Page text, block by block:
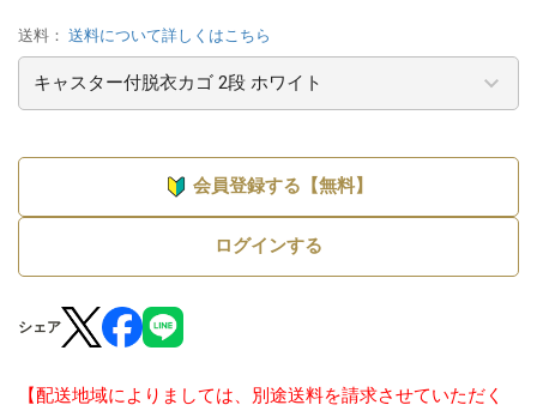
送料： 送料について詳しくはこちら
会員登録する【無料】
ログインする
シェア
【配送地域によりましては、別途送料を請求させていただく